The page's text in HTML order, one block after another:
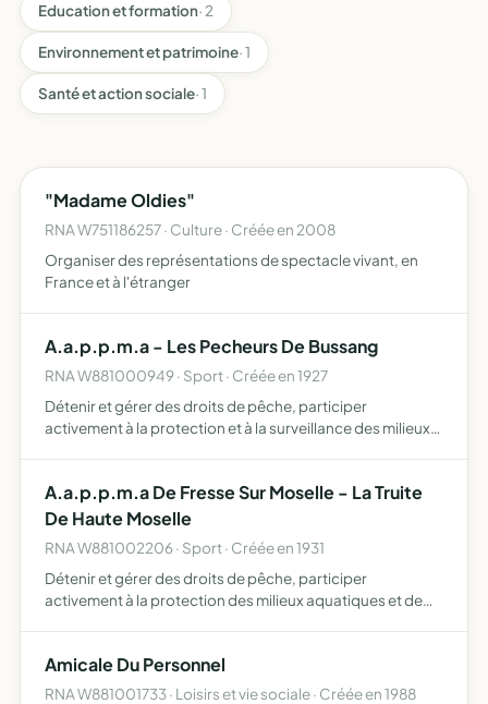
Education et formation· 2
Environnement et patrimoine· 1
Santé et action sociale· 1
"Madame Oldies"
RNA W751186257 · Culture · Créée en 2008
Organiser des représentations de spectacle vivant, en
France et à l'étranger
A.a.p.p.m.a - Les Pecheurs De Bussang
RNA W881000949 · Sport · Créée en 1927
Détenir et gérer des droits de pêche, participer
activement à la protection et à la surveillance des milieux
A.a.p.p.m.a De Fresse Sur Moselle - La Truite
De Haute Moselle
RNA W881002206 · Sport · Créée en 1931
Détenir et gérer des droits de pêche, participer
activement à la protection des milieux aquatiques et de
Amicale Du Personnel
RNA W881001733 · Loisirs et vie sociale · Créée en 1988